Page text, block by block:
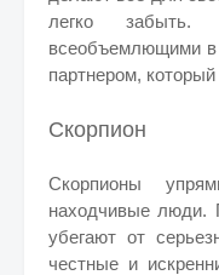
легко забыть.
всеобъемлющими
партнером,
Скорпион
Скорпионы
находчивые люди.
убегают от
честные и